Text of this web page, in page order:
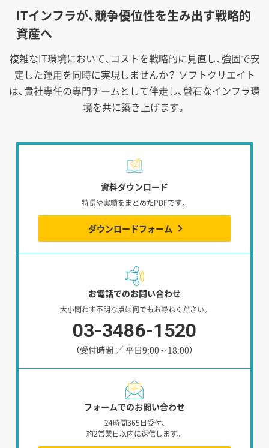
ITインフラが、競争優位性を生み出す戦略的
資産へ
複雑なIT環境において、コストを戦略的に見直し、強固で安
定した運用を同時に実現しませんか？ ソフトクリエイト
は、貴社専任の専門チームとして伴走し、盤石なインフラ環
境を共に築き上げます。
資料ダウンロード
特長や実績をまとめたPDFです。
ダウンロードフォーム
お電話でのお問い合わせ
大小問わず不明な点は何でもお尋ねください。
03-3486-1520
（受付時間 ／ 平日9:00～18:00）
フォームでのお問い合わせ
24時間365日受付、
約2営業日以内に返信します。